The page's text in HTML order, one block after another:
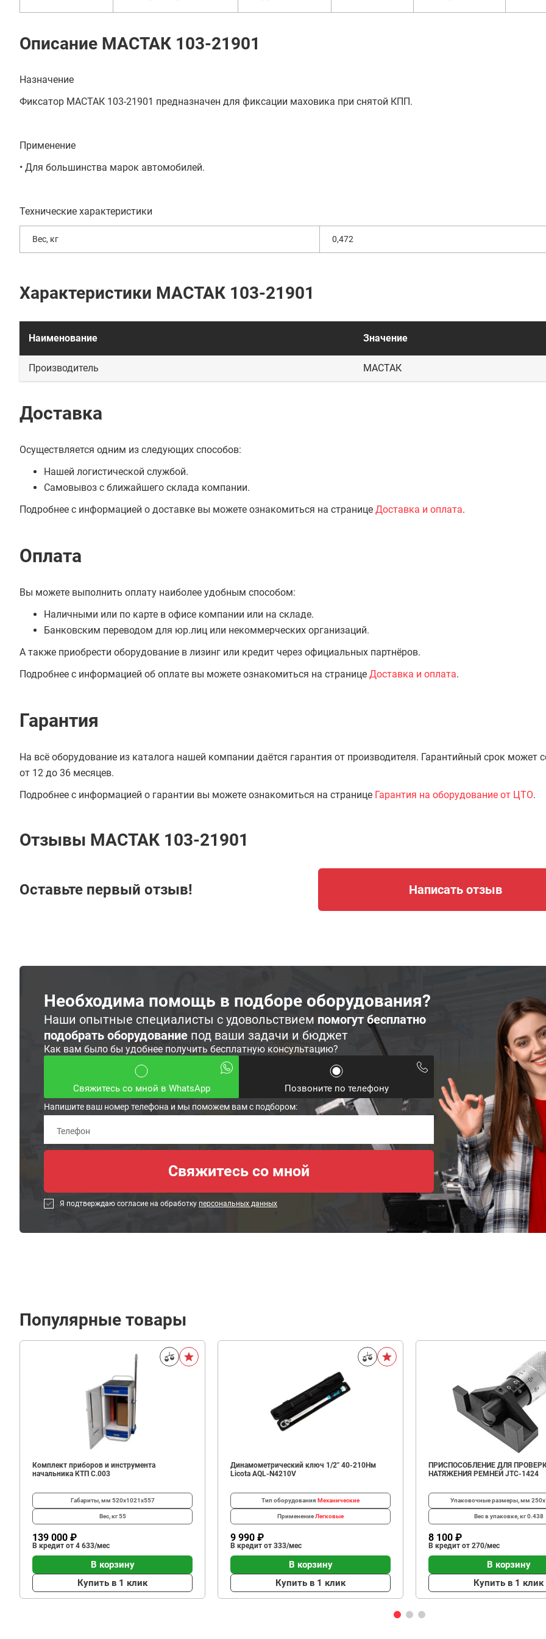
Описание МАСТАК 103-21901
Назначение
Фиксатор МАСТАК 103-21901 предназначен для фиксации маховика при снятой КПП.
Применение
• Для большинства марок автомобилей.
Технические характеристики
Вес, кг 0,472
Характеристики МАСТАК 103-21901
Наименование Значение
Производитель МАСТАК
Доставка
Осуществляется одним из следующих способов:
Нашей логистической службой.
Самовывоз с ближайшего склада компании.
Подробнее с информацией о доставке вы можете ознакомиться на странице Доставка и оплата.
Оплата
Вы можете выполнить оплату наиболее удобным способом:
Наличными или по карте в офисе компании или на складе.
Банковским переводом для юр.лиц или некоммерческих организаций.
А также приобрести оборудование в лизинг или кредит через официальных партнёров.
Подробнее с информацией об оплате вы можете ознакомиться на странице Доставка и оплата.
Гарантия
На всё оборудование из каталога нашей компании даётся гарантия от производителя. Гарантийный срок может
от 12 до 36 месяцев.
Подробнее с информацией о гарантии вы можете ознакомиться на странице Гарантия на оборудование от ЦТО.
Отзывы МАСТАК 103-21901
Оставьте первый отзыв! Написать отзыв
Необходима помощь в подборе оборудования?
Наши опытные специалисты с удовольствием помогут бесплатно
подобрать оборудование под ваши задачи и бюджет
Как вам было бы удобнее получить бесплатную консультацию?
Свяжитесь со мной в WhatsApp Позвоните по телефону
Напишите ваш номер телефона и мы поможем вам с подбором:
Я подтверждаю согласие на обработку персональных данных
Популярные товары
Комплект приборов и инструмента
начальника КТП C.003
Габариты, мм 520х1021х557
Вес, кг55
139 000 ₽
В кредит от 4 633/мес
В корзину
Купить в 1 клик
Динамометрический ключ 1/2" 40-210Нм
Licota AQL-N4210V
Тип оборудования Механические
ПрименениеЛегковые
9 990 ₽
В кредит от 333/мес
В корзину
Купить в 1 клик
ПРИСПОСОБЛЕНИЕ ДЛЯ
НАТЯЖЕНИЯ РЕМНЕЙ JTC-1424
Упаковочные размеры, мм
Вес в упаковке, кг0.438
8 100 ₽
В кредит от 270/мес
В корзину
Купить в 1 клик